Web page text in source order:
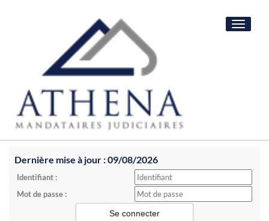
Toggle
Dernière mise à jour : 09/08/2026
Identifiant :
Mot de passe :